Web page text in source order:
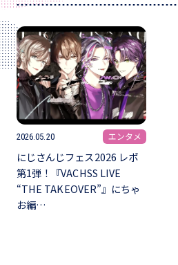
2026.05.20 エンタメ
にじさんじフェス2026 レポ
第1弾！『VACHSS LIVE
“THE TAKEOVER”』にちゃ
お編…